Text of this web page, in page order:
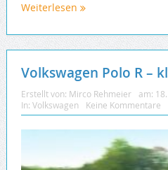
Weiterlesen
Volkswagen Polo R –
Erstellt von: Mirco Rehmeier am:
In: Volkswagen Keine Kommentare